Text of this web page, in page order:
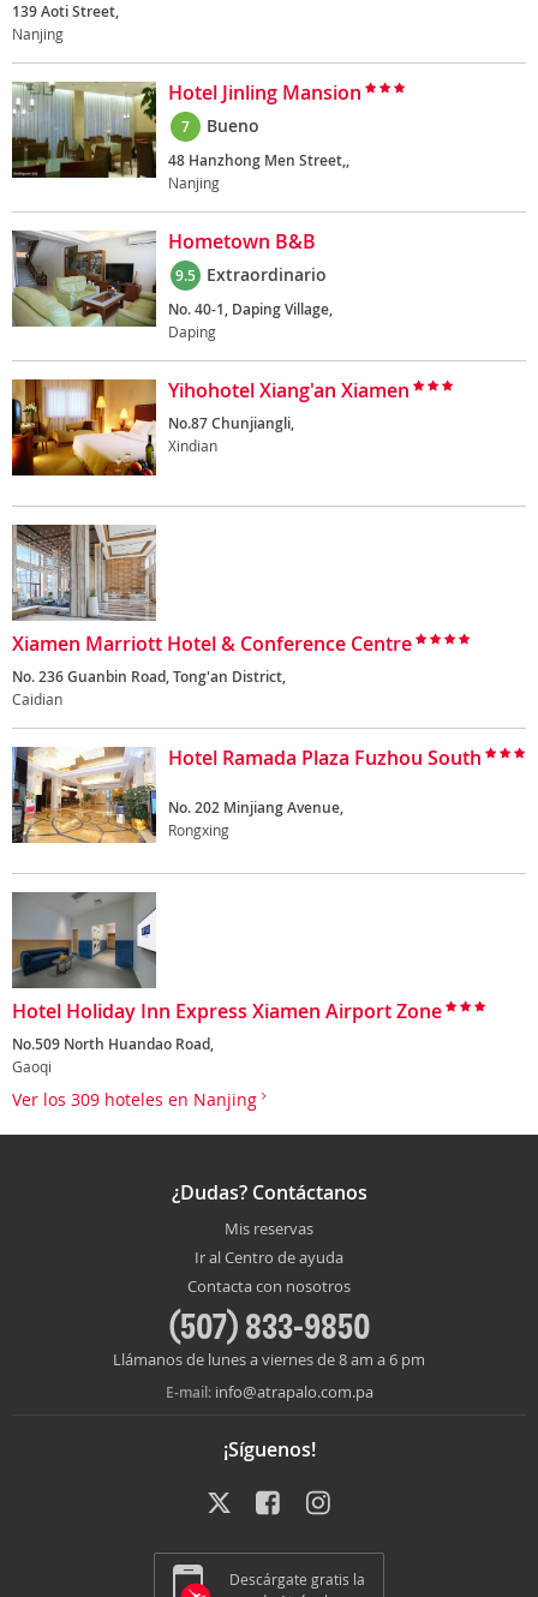
139 Aoti Street,
Nanjing
Hotel Jinling Mansion
7 Bueno
48 Hanzhong Men Street,,
Nanjing
Hometown B&B
9.5 Extraordinario
No. 40-1, Daping Village,
Daping
Yihohotel Xiang'an Xiamen
No.87 Chunjiangli,
Xindian
Xiamen Marriott Hotel & Conference Centre
No. 236 Guanbin Road, Tong'an District,
Caidian
Hotel Ramada Plaza Fuzhou South
No. 202 Minjiang Avenue,
Rongxing
Hotel Holiday Inn Express Xiamen Airport Zone
No.509 North Huandao Road,
Gaoqi
Ver los 309 hoteles en Nanjing
¿Dudas? Contáctanos
Mis reservas
Ir al Centro de ayuda
Contacta con nosotros
(507) 833-9850
Llámanos de lunes a viernes de 8 am a 6 pm
E-mail: info@atrapalo.com.pa
¡Síguenos!
Descárgate gratis la